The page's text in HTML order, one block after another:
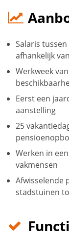
Salaris
afhankelijk
Werkweek
Eerst een
aanstelling
25
Werken in
vakmensen
Afwisselende
stadstuinen